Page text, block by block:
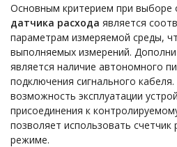
Основным критерием при выборе
датчика расхода является
параметрам измеряемой среды,
выполняемых измерений.
является наличие автономного
подключения сигнального
возможность эксплуатации
присоединения к
позволяет использовать
режиме.